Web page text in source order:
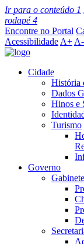
Ir para o conteúdo 1
rodapé4
Encontre no Portal
Acessibilidade A+ A-
Cidade
História
Dados
Hinos e
Turismo
Governo
Gabinete